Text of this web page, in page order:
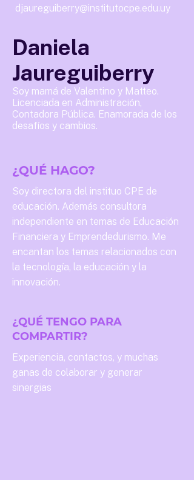
djaureguiberry@institutocpe.edu.uy
Daniela
Jaureguiberry
Soy mamá de Valentino y Matteo.
Licenciada en Administración,
Contadora Pública. Enamorada de los
desafíos y cambios.
¿QUÉ HAGO?
Soy directora del instituo CPE de
educación. Además consultora
independiente en temas de Educación
Financiera y Emprendedurismo. Me
encantan los temas relacionados con
la tecnología, la educación y la
innovación.
¿QUÉ TENGO PARA
COMPARTIR?
Experiencia, contactos, y muchas
ganas de colaborar y generar
sinergias